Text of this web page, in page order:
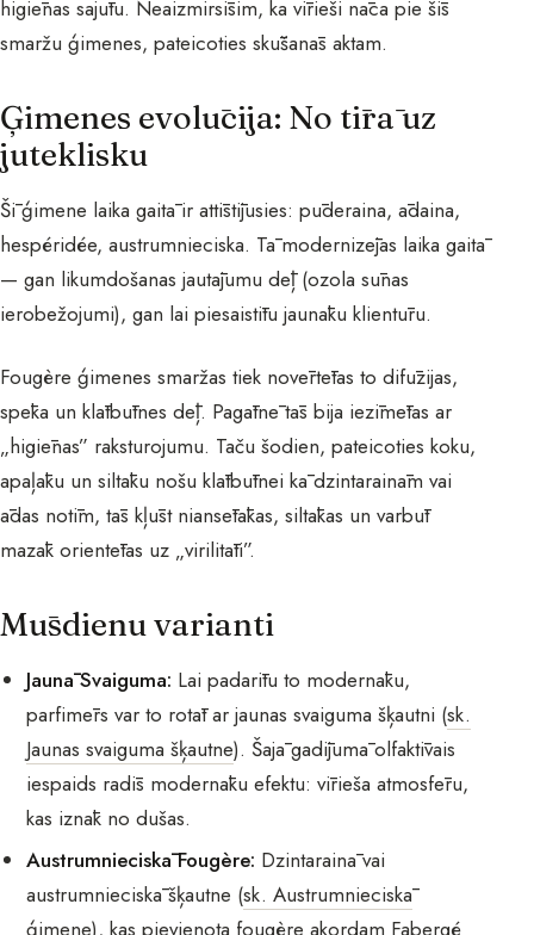
higiēnas sajūtu. Neaizmirsīsim, ka vīrieši nāca pie šīs
smaržu ģimenes, pateicoties skūšanās aktam.
Ģimenes evolūcija: No tīrā uz
juteklisku
Šī ģimene laika gaitā ir attīstījusies: pūderaina, ādaina,
hespéridée, austrumnieciska. Tā modernizējas laika gaitā
— gan likumdošanas jautājumu dēļ (ozola sūnas
ierobežojumi), gan lai piesaistītu jaunāku klientūru.
Fougère ģimenes smaržas tiek novērtētas to difūzijas,
spēka un klātbūtnes dēļ. Pagātnē tās bija iezīmētas ar
„higiēnas” raksturojumu. Taču šodien, pateicoties koku,
apaļāku un siltāku nošu klātbūtnei kā dzintarainām vai
ādas notīm, tās kļūst niansētākas, siltākas un varbūt
mazāk orientētas uz „virilitāti”.
Mūsdienu varianti
Jaunā Svaiguma: Lai padarītu to modernāku,
parfimērs var to rotāt ar jaunas svaiguma šķautni (sk.
Jaunas svaiguma šķautne). Šajā gadījumā olfaktīvais
iespaids radīs modernāku efektu: vīrieša atmosfēru,
kas iznāk no dušas.
Austrumnieciskā Fougère: Dzintarainā vai
austrumnieciskā šķautne (sk. Austrumnieciskā
ģimene), kas pievienota fougère akordam Fabergé